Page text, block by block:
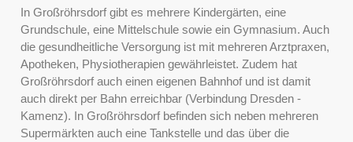
In Großröhrsdorf gibt es mehrere Kindergärten, eine
Grundschule, eine Mittelschule sowie ein Gymnasium. Auch
die gesundheitliche Versorgung ist mit mehreren Arztpraxen,
Apotheken, Physiotherapien gewährleistet. Zudem hat
Großröhrsdorf auch einen eigenen Bahnhof und ist damit
auch direkt per Bahn erreichbar (Verbindung Dresden -
Kamenz). In Großröhrsdorf befinden sich neben mehreren
Supermärkten auch eine Tankstelle und das über die